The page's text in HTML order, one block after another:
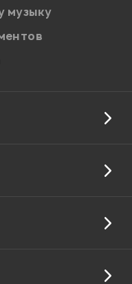
музыку